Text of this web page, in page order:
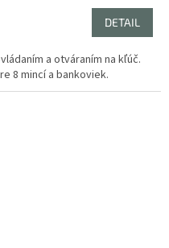
DETAIL
a otváraním na kľúč.
8 mincí a bankoviek.